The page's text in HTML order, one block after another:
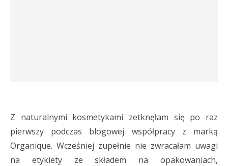
Z naturalnymi kosmetykami zetknęłam się po raz
pierwszy podczas blogowej współpracy z marką
Organique. Wcześniej zupełnie nie zwracałam uwagi
na etykiety ze składem na opakowaniach,